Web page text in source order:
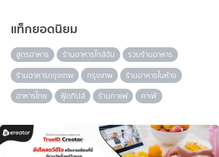
แท็กยอดนิยม
สูตรอาหาร ร้านอาหารใกล้ฉัน
รวมร้านอาหาร
ร้านอาหารกรุงเทพ
กรุงเทพ
ร้านอาหารในห้าง
อาหารไทย
ฟู้ดทิปส์ ร้านกาแฟ คาเฟ่